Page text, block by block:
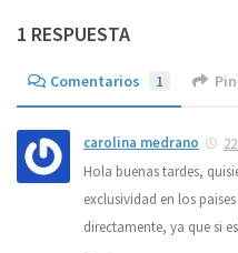
1 RESPUESTA
Comentarios 1
carolina medrano
Hola buenas tardes,
exclusividad en los
directamente, ya que si